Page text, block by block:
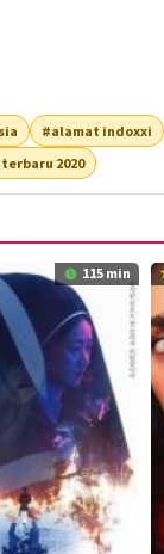
#alamat indoxxi
2020
115 min